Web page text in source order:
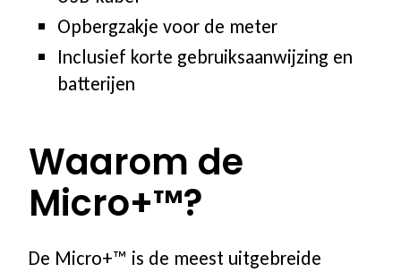
Opbergzakje voor de meter
Inclusief korte gebruiksaanwijzing en
batterijen
Waarom de
Micro+™?
De Micro+™ is de meest uitgebreide